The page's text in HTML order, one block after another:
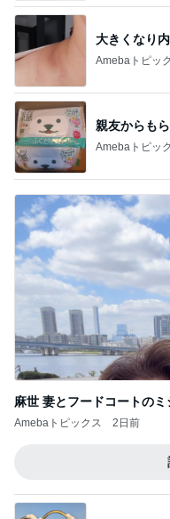
大きくなり
Amebaトピッ
親友からも
Amebaトピッ
麻世 妻とフードコートのミ
Amebaトピックス 2日前